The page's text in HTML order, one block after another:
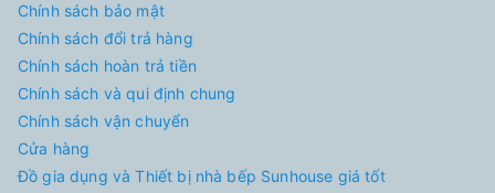
Chính sách bảo mật
Chính sách đổi trả hàng
Chính sách hoàn trả tiền
Chính sách và qui định chung
Chính sách vận chuyển
Cửa hàng
Đồ gia dụng và Thiết bị nhà bếp Sunhouse giá tốt